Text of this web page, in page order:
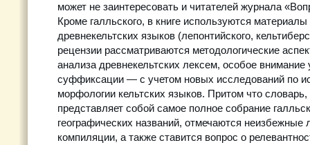
может не заинтересовать и читателей журнала
Кроме галльского, в книге используются материалы
древнекельтских языков (лепонтийского,
рецензии рассматриваются методологические
анализа древнекельтских лексем, особое внимание
суффиксации — с учетом новых исследований по
морфологии кельтских языков. Притом что
представляет собой самое полное собрание
географических названий, отмечаются неизбежные
компиляции, а также ставится вопрос о